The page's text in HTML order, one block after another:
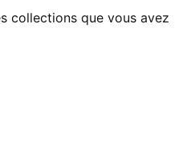
collections que vous avez